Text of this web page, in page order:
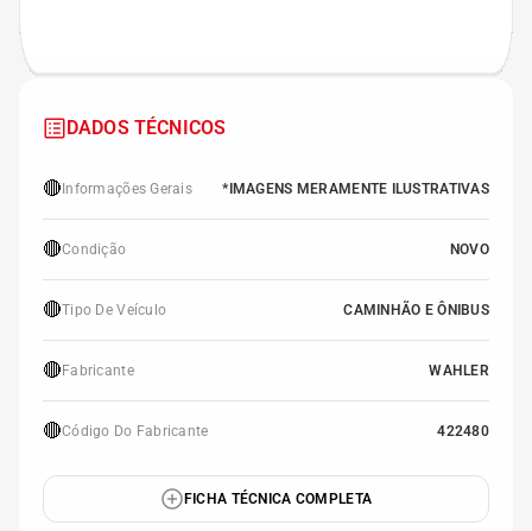
DADOS TÉCNICOS
🔴 Informações Gerais *IMAGENS MERAMENTE ILUSTRATIVAS
🔴Condição NOVO
🔴Tipo De Veículo CAMINHÃO E ÔNIBUS
🔴 Fabricante WAHLER
🔴Código Do Fabricante 422480
FICHA TÉCNICA COMPLETA